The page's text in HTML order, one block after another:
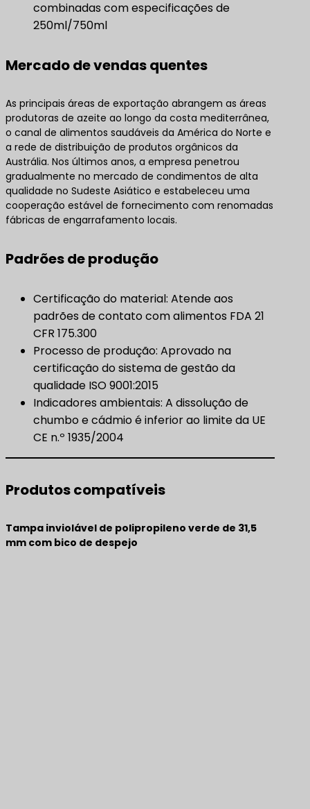
combinadas com especificações de
250ml/750ml
Mercado de vendas quentes
As principais áreas de exportação abrangem as áreas
produtoras de azeite ao longo da costa mediterrânea,
o canal de alimentos saudáveis da América do Norte e
a rede de distribuição de produtos orgânicos da
Austrália. Nos últimos anos, a empresa penetrou
gradualmente no mercado de condimentos de alta
qualidade no Sudeste Asiático e estabeleceu uma
cooperação estável de fornecimento com renomadas
fábricas de engarrafamento locais.
Padrões de produção
Certificação do material: Atende aos
padrões de contato com alimentos FDA 21
CFR 175.300
Processo de produção: Aprovado na
certificação do sistema de gestão da
qualidade ISO 9001:2015
Indicadores ambientais: A dissolução de
chumbo e cádmio é inferior ao limite da UE
CE n.º 1935/2004
Produtos compatíveis
Tampa inviolável de polipropileno verde de 31,5
mm com bico de despejo